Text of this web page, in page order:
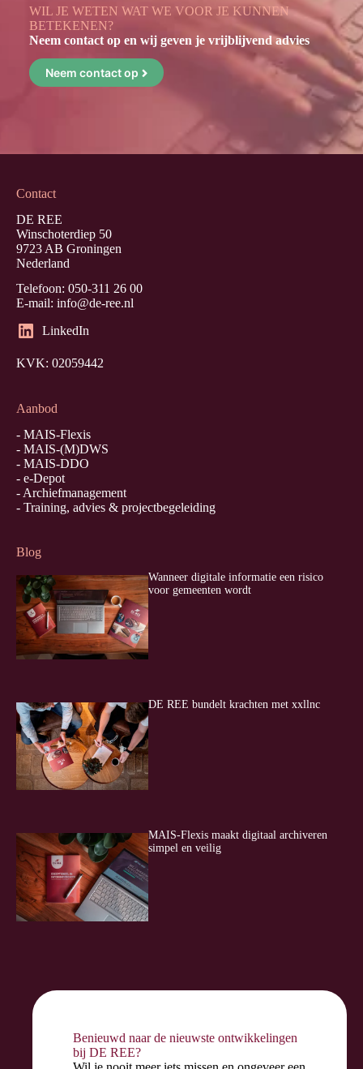
WIL JE WETEN WAT WE VOOR JE KUNNEN
BETEKENEN?
Neem contact op en wij geven je vrijblijvend advies
Neem contact op
Contact
DE REE
Winschoterdiep 50
9723 AB Groningen
Nederland
Telefoon: 050-311 26 00
E-mail: info@de-ree.nl
LinkedIn
KVK: 02059442
Aanbod
- MAIS-Flexis
- MAIS-(M)DWS
- MAIS-DDO
- e-Depot
- Archiefmanagement
- Training, advies & projectbegeleiding
Blog
Wanneer digitale informatie een risico
voor gemeenten wordt
DE REE bundelt krachten met xxllnc
MAIS-Flexis maakt digitaal archiveren
simpel en veilig
Benieuwd naar de nieuwste ontwikkelingen
bij DE REE?